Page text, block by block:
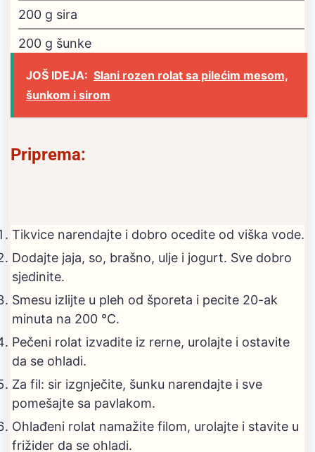
200 g sira
200 g šunke
JOŠ IDEJA: Slani rozen rolat sa pilećim mesom,
šunkom i sirom
Priprema:
Tikvice narendajte i dobro ocedite od viška vode.
Dodajte jaja, so, brašno, ulje i jogurt. Sve dobro
sjedinite.
Smesu izlijte u pleh od šporeta i pecite 20-ak
minuta na 200 °C.
Pečeni rolat izvadite iz rerne, urolajte i ostavite
da se ohladi.
Za fil: sir izgnječite, šunku narendajte i sve
pomešajte sa pavlakom.
Ohlađeni rolat namažite filom, urolajte i stavite u
frižider da se ohladi.